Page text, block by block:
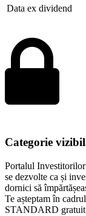
Data ex dividend
Categorie
Portalul Investitorilor
se dezvolte ca și
dornici să
Te așteptam în
STANDARD